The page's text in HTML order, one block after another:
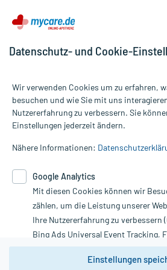
Alle Preise gelten inkl. MwSt., ggf. zzgl.
Informationen auf dieser Website werden
die Untersuchung und Behandlung durch
Therapien eingeleitet werden können. |
Google Analytics. Lesen Sie bitte dazu
unserer Datenschutzerklärung. Für den
nutzen Sie das Formular:
Vertrag widerrufen
Datenschutz- und Cookie-
Wir verwenden Cookies um zu erfahren,
besuchen und wie Sie mit uns
Nutzererfahrung zu verbessern. Sie
Einstellungen jederzeit ändern.
Nähere Informationen:
Google Analytics
Mit diesen Cookies können wir
zählen, um die Leistung unserer
Ihre Nutzererfahrung zu verbessern
Bing Ads Universal Event Tracking,
Youtube-Social Plugin).
Einstellungen